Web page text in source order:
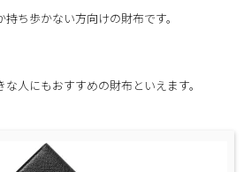
ち歩かない方向けの財布です。
人にもおすすめの財布といえます。